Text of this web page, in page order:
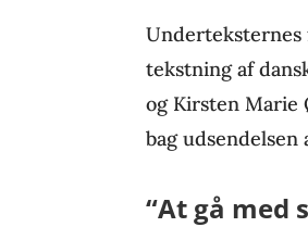
tekstning af
og Kirsten Marie
bag
“At gå med